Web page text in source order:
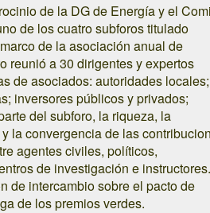
de la DG de Energía y el
de los cuatro subforos titulado
de la asociación anual de
reunió a 30 dirigentes y expertos
de asociados: autoridades locales;
inversores públicos y privados;
del subforo, la riqueza, la
la convergencia de las
agentes civiles, políticos,
de investigación e instructores.
de intercambio sobre el pacto de
de los premios verdes.